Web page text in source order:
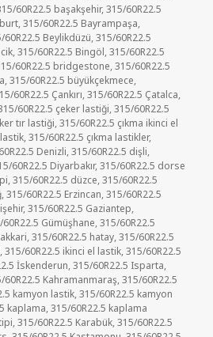
60R22.5 başakşehir,315/60R22.5
,315/60R22.5 Bayrampaşa
60R22.5 Beylikdüzü ,315/60R22.5
,315/60R22.5 Bingöl ,315/60R22.5
60R22.5 bridgestone ,315/60R22.5
,315/60R22.5 büyükçekmece
60R22.5 Çankırı ,315/60R22.5 Çatalca
60R22.5 çeker lastiği ,315/60R22.5
tır lastiği ,315/60R22.5 çıkma ikinci el
,315/60R22.5 çıkma lastikler,
Denizli ,315/60R22.5 dişli
60R22.5 Diyarbakır,315/60R22.5 dorse
,315/60R22.5 düzce ,315/60R22.5
,315/60R22.5 Erzincan ,315/60R22.5
,315/60R22.5 Gaziantep
60R22.5 Gümüşhane ,315/60R22.5
,315/60R22.5 hatay ,315/60R22.5
,315/60R22.5 ikinci el lastik ,315/60R22.5
İskenderun ,315/60R22.5 Isparta
60R22.5 Kahramanmaraş ,315/60R22.5
kamyon lastik ,315/60R22.5 kamyon
kaplama ,315/60R22.5 kaplama
,315/60R22.5 Karabük ,315/60R22.5